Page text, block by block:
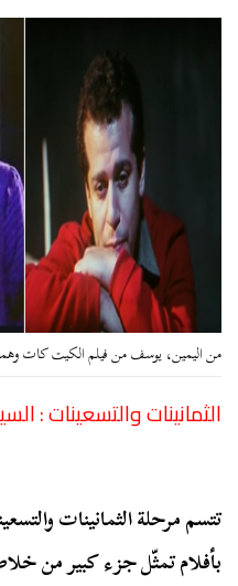
من اليمين، يوسف من فيلم الكيت كات
الثمانينات والتسعينات :
تتسم مرحلة الثمانينات
بأفلام تمثّل جزء كبير من